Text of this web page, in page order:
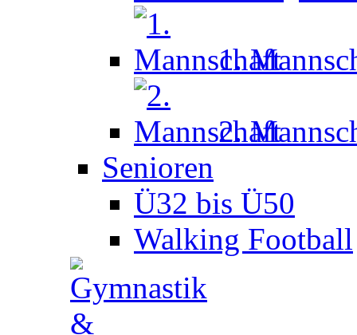
1.
2.
Senioren
Ü32 bis Ü50
Walking Football